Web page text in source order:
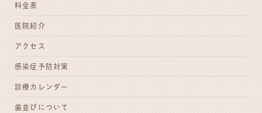
料金表
医院紹介
アクセス
感染症予防対策
診療カレンダー
歯並びについて